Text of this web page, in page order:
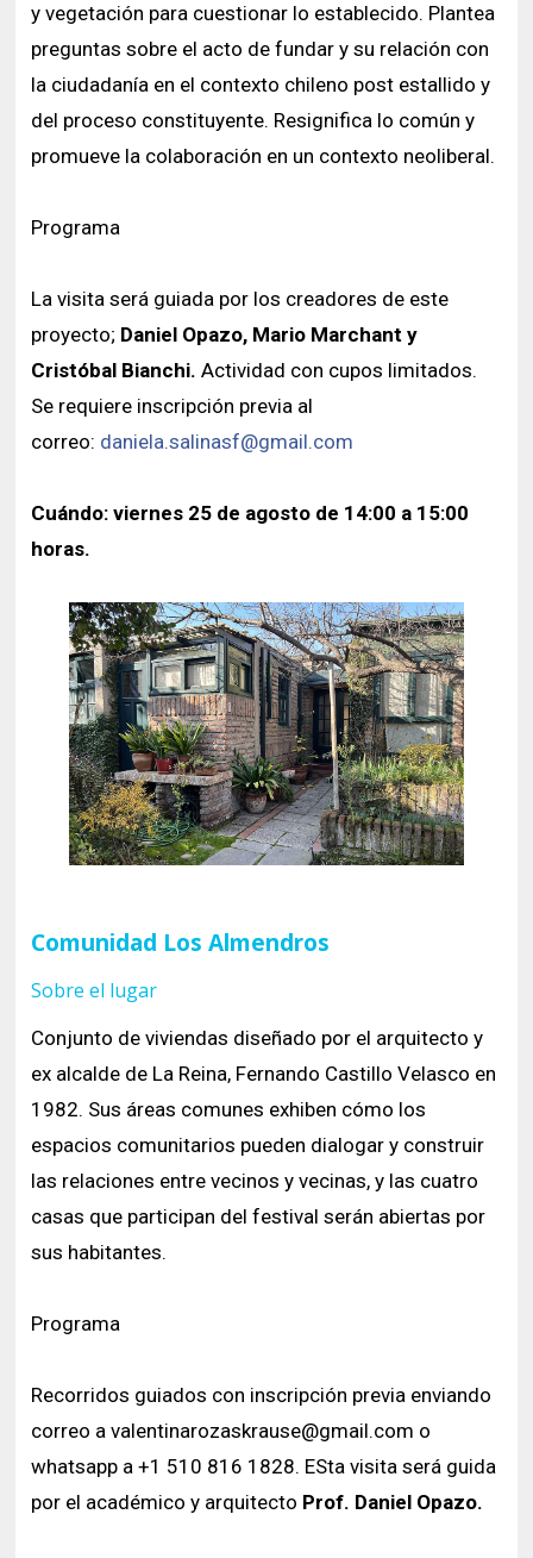
y vegetación para cuestionar lo establecido. Plantea
preguntas sobre el acto de fundar y su relación con
la ciudadanía en el contexto chileno post estallido y
del proceso constituyente. Resignifica lo común y
promueve la colaboración en un contexto neoliberal.
Programa
La visita será guiada por los creadores de este
proyecto; Daniel Opazo, Mario Marchant y
Cristóbal Bianchi. Actividad con cupos limitados.
Se requiere inscripción previa al
correo: daniela.salinasf@gmail.com
Cuándo: viernes 25 de agosto de 14:00 a 15:00
horas.
Comunidad Los Almendros
Sobre el lugar
Conjunto de viviendas diseñado por el arquitecto y
ex alcalde de La Reina, Fernando Castillo Velasco en
1982. Sus áreas comunes exhiben cómo los
espacios comunitarios pueden dialogar y construir
las relaciones entre vecinos y vecinas, y las cuatro
casas que participan del festival serán abiertas por
sus habitantes.
Programa
Recorridos guiados con inscripción previa enviando
correo a valentinarozaskrause@gmail.com o
whatsapp a +1 510 816 1828. ESta visita será guida
por el académico y arquitecto Prof. Daniel Opazo.